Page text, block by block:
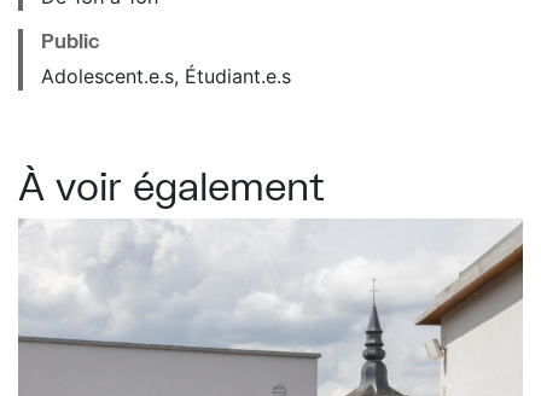
Public
Adolescent.e.s, Étudiant.e.s
À voir également